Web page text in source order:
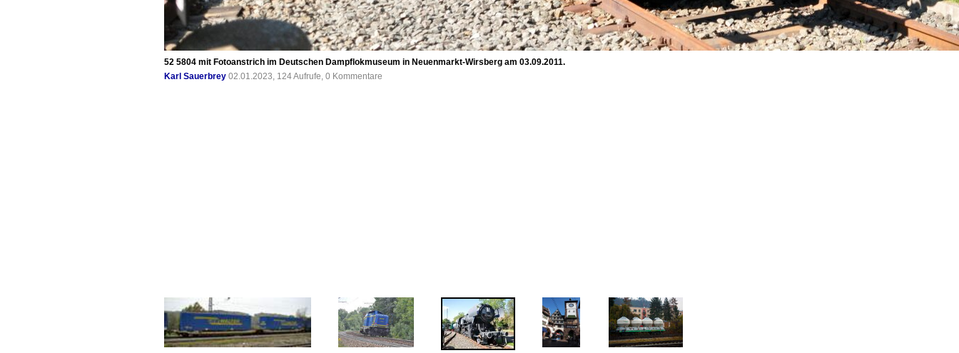
52 5804 mit Fotoanstrich im Deutschen Dampflokmuseum in Neuenmarkt-Wirsberg am 03.09.2011.
Karl Sauerbrey 02.01.2023, 124 Aufrufe, 0 Kommentare